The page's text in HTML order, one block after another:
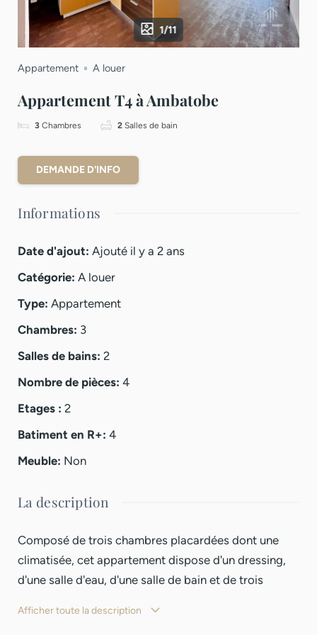
1/11
Appartement A louer
Appartement T4 à Ambatobe
3 Chambres 2 Salles de bain
DEMANDE D'INFO
Informations
Date d'ajout: Ajouté il y a 2 ans
Catégorie: A louer
Type: Appartement
Chambres: 3
Salles de bains: 2
Nombre de pièces: 4
Etages : 2
Batiment en R+: 4
Meuble: Non
La description
Composé de trois chambres placardées dont une
climatisée, cet appartement dispose d'un dressing,
d'une salle d'eau, d'une salle de bain et de trois
cuisine américaine avec cellier, ainsi qu'une terrasse
Afficher toute la description